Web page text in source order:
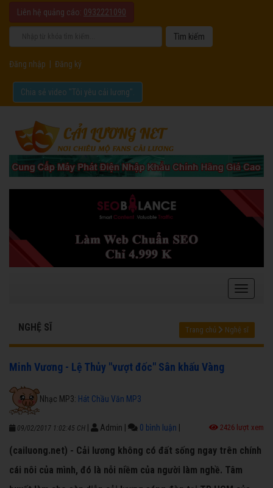
Liên hệ quảng cáo: 0932221090
Đăng nhập Đăng ký
Chia sẻ video "Tôi yêu cải lương".
NGHỆ SĨ Trang chủ Nghệ sĩ
Minh Vương - Lệ Thủy "vượt đốc" Sân khấu Vàng
Nhạc MP3: Hát Chầu Văn MP3
09/02/2017 1:02:45 CH Admin 0 bình luận 2426 lượt xem
(cailuong.net) - Cải lương không có đất sống ngay trên chính
cái nôi của mình, đó là nỗi niềm của người làm nghề. Tâm